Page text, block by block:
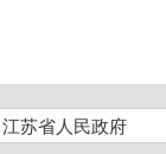
江苏省人民政府